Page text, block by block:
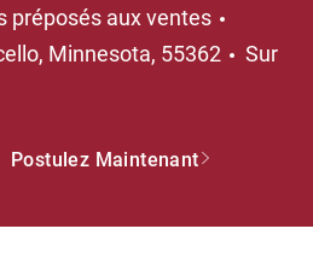
préposés aux ventes
Minnesota, 55362
Sur
Postulez Maintenant